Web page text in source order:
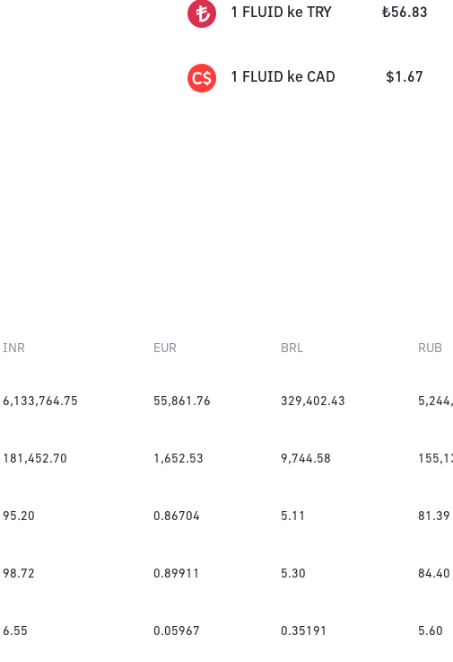
1 FLUID ke TRY ₺56.83
1 FLUID ke CAD $1.67
INR EUR BRL RUB
6,133,764.75 55,861.76 329,402.43
181,452.70 1,652.53 9,744.58
95.20 0.86704 5.11 81.39
98.72 0.89911 5.30 84.40
6.55 0.05967 0.35191 5.60